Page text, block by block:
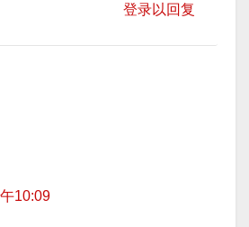
登录以回复
10:09